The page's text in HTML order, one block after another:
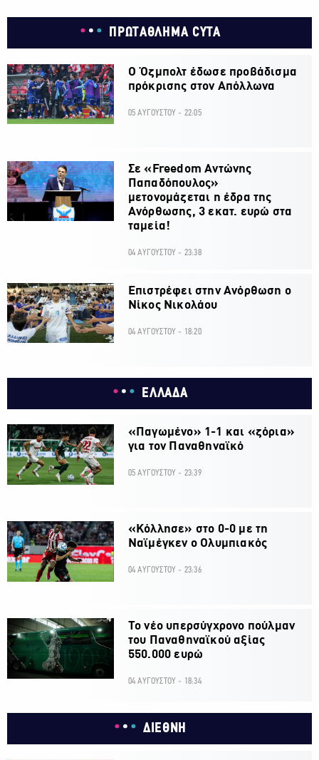
ΠΡΩΤΑΘΛΗΜΑ CYTA
Ο Όζμπολτ έδωσε προβάδισμα
πρόκρισης στον Απόλλωνα
05 ΑΥΓΟΥΣΤΟΥ - 22:05
Σε «Freedom Αντώνης
Παπαδόπουλος»
μετονομάζεται η έδρα της
Ανόρθωσης, 3 εκατ. ευρώ στα
ταμεία!
04 ΑΥΓΟΥΣΤΟΥ - 23:38
Επιστρέφει στην Ανόρθωση ο
Νίκος Νικολάου
04 ΑΥΓΟΥΣΤΟΥ - 18:20
ΕΛΛΑΔΑ
«Παγωμένο» 1-1 και «ζόρια»
για τον Παναθηναϊκό
05 ΑΥΓΟΥΣΤΟΥ - 23:39
«Κόλλησε» στο 0-0 με τη
Ναϊμέγκεν ο Ολυμπιακός
04 ΑΥΓΟΥΣΤΟΥ - 23:36
Το νέο υπερσύγχρονο πούλμαν
του Παναθηναϊκού αξίας
550.000 ευρώ
04 ΑΥΓΟΥΣΤΟΥ - 18:34
ΔΙΕΘΝΗ